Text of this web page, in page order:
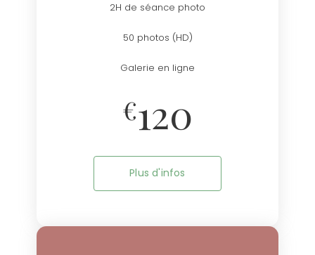
2H de séance photo
50 photos (HD)
Galerie en ligne
€120
Plus d'infos